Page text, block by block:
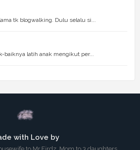
tk blogwalking. Dulu selalu si...
baiknya latih anak mengikut per...
with Love by